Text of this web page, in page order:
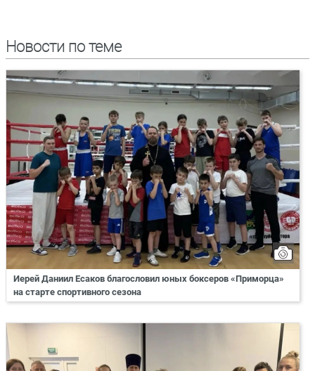
Новости по теме
Иерей Даниил Есаков благословил юных боксеров «Приморца»
на старте спортивного сезона